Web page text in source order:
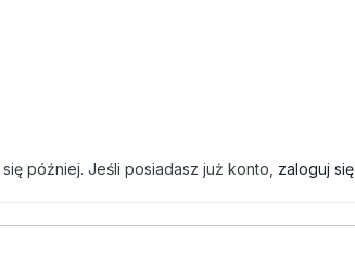
później. Jeśli posiadasz już konto, zaloguj się